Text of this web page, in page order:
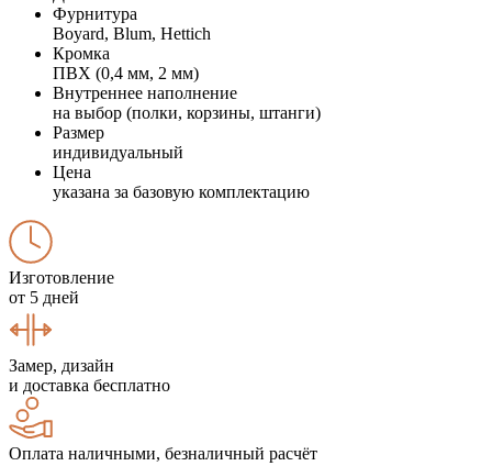
Фурнитура
Boyard, Blum, Hettich
Кромка
ПВХ (0,4 мм, 2 мм)
Внутреннее наполнение
на выбор (полки, корзины, штанги)
Размер
индивидуальный
Цена
указана за базовую комплектацию
Изготовление
от 5 дней
Замер, дизайн
и доставка бесплатно
Оплата наличными, безналичный расчёт